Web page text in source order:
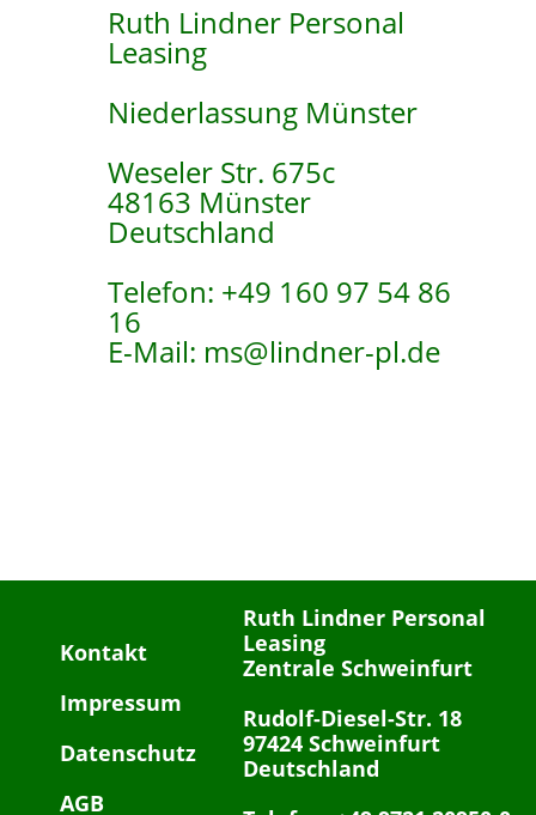
Ruth Lindner Personal
Leasing
Niederlassung Münster
Weseler Str. 675c
48163 Münster
Deutschland
Telefon: +49 160 97 54 86
16
E-Mail: ms@lindner-pl.de
Kontakt
Impressum
Datenschutz
AGB
Ruth Lindner Personal
Leasing
Zentrale Schweinfurt
Rudolf-Diesel-Str. 18
97424 Schweinfurt
Deutschland